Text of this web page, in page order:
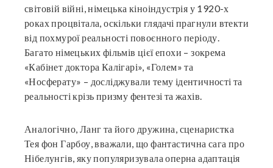
світовій війні, німецька кіноіндустрія у 1920-х
роках процвітала, оскільки глядачі прагнули втекти
від похмурої реальності повоєнного періоду.
Багато німецьких фільмів цієї епохи – зокрема
«Кабінет доктора Калігарі», «Голем» та
«Носферату» – досліджували тему ідентичності та
реальності крізь призму фентезі та жахів.
Аналогічно, Ланг та його дружина, сценаристка
Тея фон Гарбоу, вважали, що фантастична сага про
Нібелунгів, яку популяризувала оперна адаптація